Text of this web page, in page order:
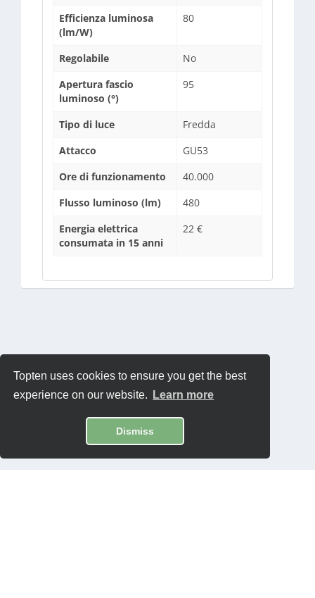
Topten uses cookies to ensure you get the best
experience on our website.
Learn more
Dismiss
Efficienza luminosa
(lm/W)
80
Regolabile
No
Apertura fascio
luminoso (°)
95
Tipo di luce
Fredda
Attacco
GU53
Ore di funzionamento
40.000
Flusso luminoso (lm)
480
Energia elettrica
consumata in 15 anni
22 €